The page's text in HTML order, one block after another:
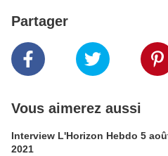
Partager
Vous aimerez aussi
Interview L'Horizon Hebdo 5
2021